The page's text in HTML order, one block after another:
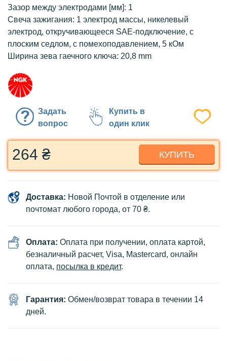
Зазор между электродами [мм]: 1
Свеча зажигания: 1 электрод массы, никелевый
электрод, откручивающееся SAE-подключение, с
плоским седлом, с помехоподавлением, 5 кОм
Ширина зева гаечного ключа: 20,8 mm
Задать
вопрос
Купить в
один клик
264 ₴ КУПИТЬ
Доставка: Новой Почтой в отделение или
почтомат любого города, от 70 ₴.
Оплата: Оплата при получении, оплата картой,
безналичный расчет, Visa, Mastercard, онлайн
оплата, посылка в кредит.
Гарантия: Обмен/возврат товара в течении 14
дней.